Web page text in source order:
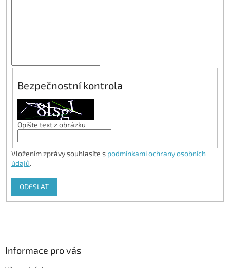
Bezpečnostní kontrola
Opište text z obrázku
Vložením zprávy souhlasíte s podmínkami ochrany osobních
údajů.
ODESLAT
Informace pro vás